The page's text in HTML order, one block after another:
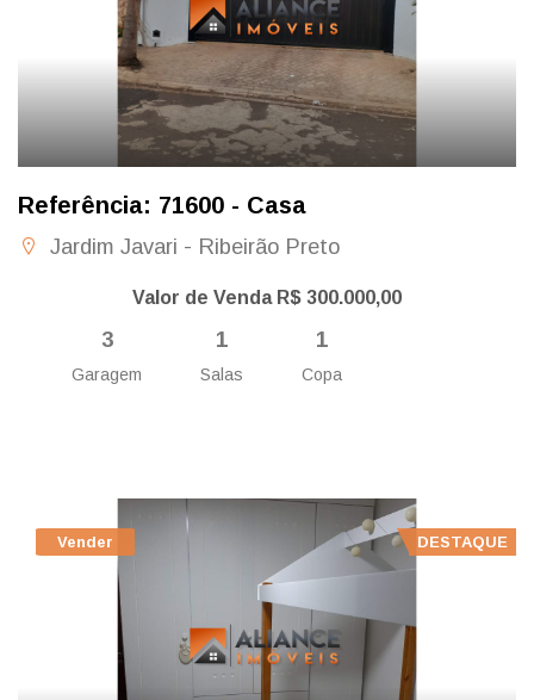
Referência: 71600 - Casa
Jardim Javari - Ribeirão Preto
Valor de Venda R$ 300.000,00
3
Garagem
1
Salas
1
Copa
Vender DESTAQUE